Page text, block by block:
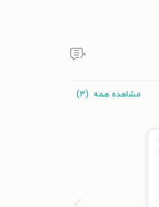
۰
مشاهده همه (۳)